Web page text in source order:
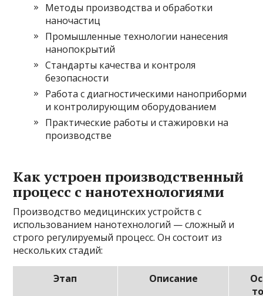
Методы производства и обработки
наночастиц
Промышленные технологии нанесения
нанопокрытий
Стандарты качества и контроля
безопасности
Работа с диагностическими наноприборми
и контролирующим оборудованием
Практические работы и стажировки на
производстве
Как устроен производственный
процесс с нанотехнологиями
Производство медицинских устройств с
использованием нанотехнологий — сложный и
строго регулируемый процесс. Он состоит из
нескольких стадий:
Этап Описание